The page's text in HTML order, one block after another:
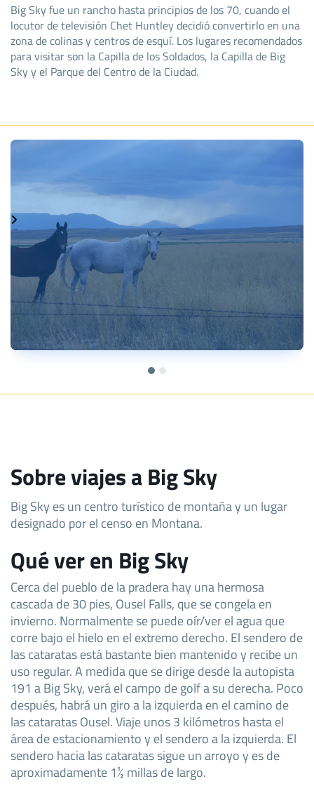
Big Sky fue un rancho hasta principios de los 70, cuando el
locutor de televisión Chet Huntley decidió convertirlo en una
zona de colinas y centros de esquí. Los lugares recomendados
para visitar son la Capilla de los Soldados, la Capilla de Big
Sky y el Parque del Centro de la Ciudad.
Sobre viajes a Big Sky
Big Sky es un centro turístico de montaña y un lugar
designado por el censo en Montana.
Qué ver en Big Sky
Cerca del pueblo de la pradera hay una hermosa
cascada de 30 pies, Ousel Falls, que se congela en
invierno. Normalmente se puede oír/ver el agua que
corre bajo el hielo en el extremo derecho. El sendero de
las cataratas está bastante bien mantenido y recibe un
uso regular. A medida que se dirige desde la autopista
191 a Big Sky, verá el campo de golf a su derecha. Poco
después, habrá un giro a la izquierda en el camino de
las cataratas Ousel. Viaje unos 3 kilómetros hasta el
área de estacionamiento y el sendero a la izquierda. El
sendero hacia las cataratas sigue un arroyo y es de
aproximadamente 1½ millas de largo.